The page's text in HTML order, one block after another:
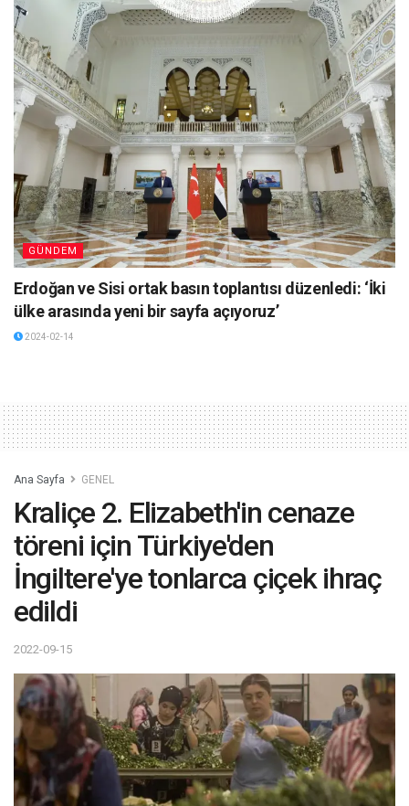
GÜNDEM
Erdoğan ve Sisi ortak basın toplantısı düzenledi: ‘İki
ülke arasında yeni bir sayfa açıyoruz’
2024-02-14
Ana Sayfa GENEL
Kraliçe 2. Elizabeth'in cenaze
töreni için Türkiye'den
İngiltere'ye tonlarca çiçek ihraç
edildi
2022-09-15